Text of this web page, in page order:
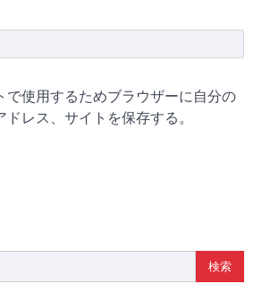
で使用するためブラウザーに自分の
レス、サイトを保存する。